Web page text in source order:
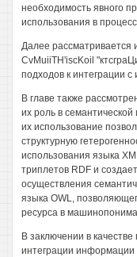
необходимость явного
использования в
Далее рассматривается
CvMuiiTH'iscKoil
подходов к интеграции
В главе также
их роль в
их использование
структурную
использования языка
триплетов RDF и
осуществления
языка OWL,
ресурса в
В заключении в
интеграции